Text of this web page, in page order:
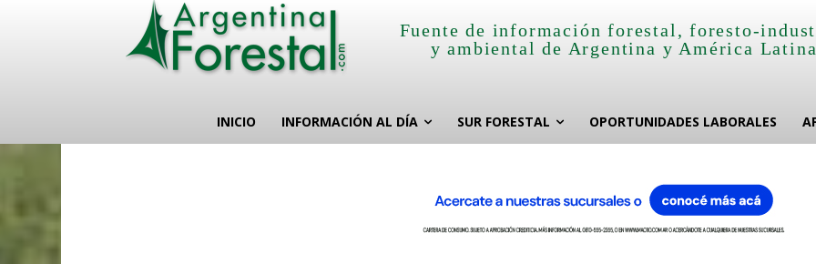
Fuente de información forestal, foresto-
y ambiental de Argentina y América
INICIO INFORMACIÓN AL DÍA SUR FORESTAL OPORTUNIDADES LABORALES